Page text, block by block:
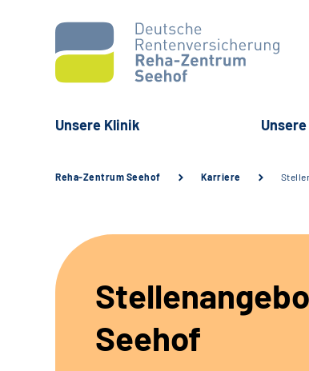
Unsere Klinik
Reha-Zentrum Seehof Karriere
Seehof